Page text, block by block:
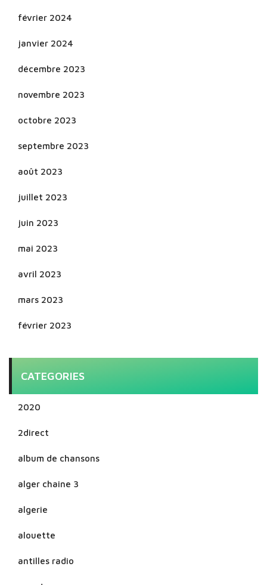
février 2024
janvier 2024
décembre 2023
novembre 2023
octobre 2023
septembre 2023
août 2023
juillet 2023
juin 2023
mai 2023
avril 2023
mars 2023
février 2023
CATEGORIES
2020
2direct
album de chansons
alger chaine 3
algerie
alouette
antilles radio